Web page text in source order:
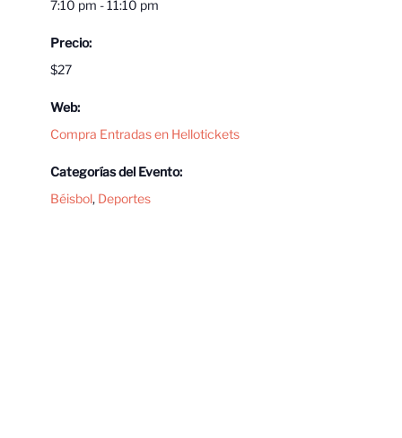
7:10 pm - 11:10 pm
Precio:
$27
Web:
Compra Entradas en Hellotickets
Categorías del Evento:
Béisbol, Deportes